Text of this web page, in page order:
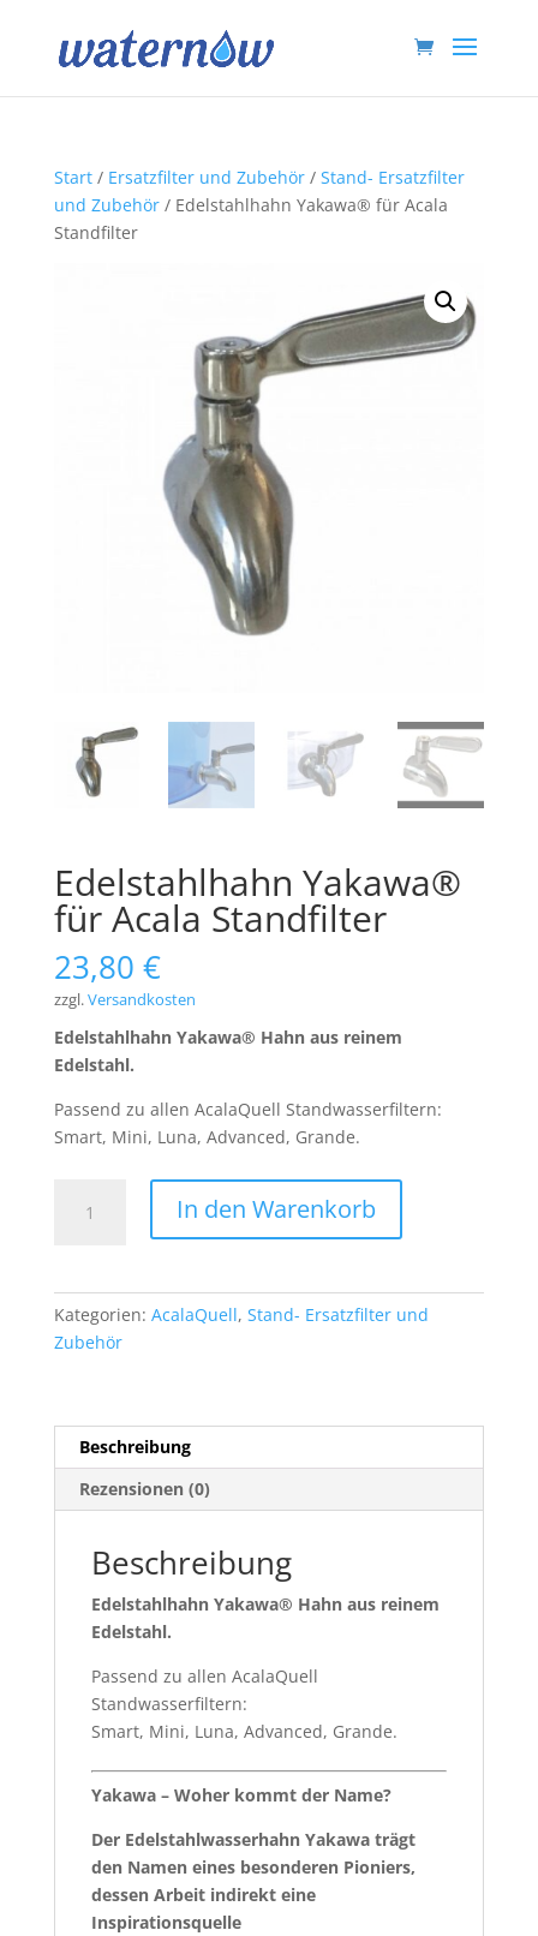
Start/ Ersatzfilter und Zubehör/ Stand- Ersatzfilter
und Zubehör/ Edelstahlhahn Yakawa® für Acala
Standfilter
Edelstahlhahn Yakawa®
für Acala Standfilter
23,80 €
zzgl.Versandkosten
Edelstahlhahn Yakawa® Hahn aus reinem
Edelstahl.
Passend zu allen AcalaQuell Standwasserfiltern:
Smart, Mini, Luna, Advanced, Grande.
Yakawa®
Standfilter
Menge
In den Warenkorb
Kategorien: AcalaQuell, Stand- Ersatzfilter und
Zubehör
Beschreibung
Rezensionen (0)
Beschreibung
Edelstahlhahn Yakawa® Hahn aus reinem
Edelstahl.
Passend zu allen AcalaQuell
Standwasserfiltern:
Smart, Mini, Luna, Advanced, Grande.
Yakawa – Woher kommt der Name?
Der Edelstahlwasserhahn Yakawa trägt
den Namen eines besonderen Pioniers,
dessen Arbeit indirekt eine
Inspirationsquelle